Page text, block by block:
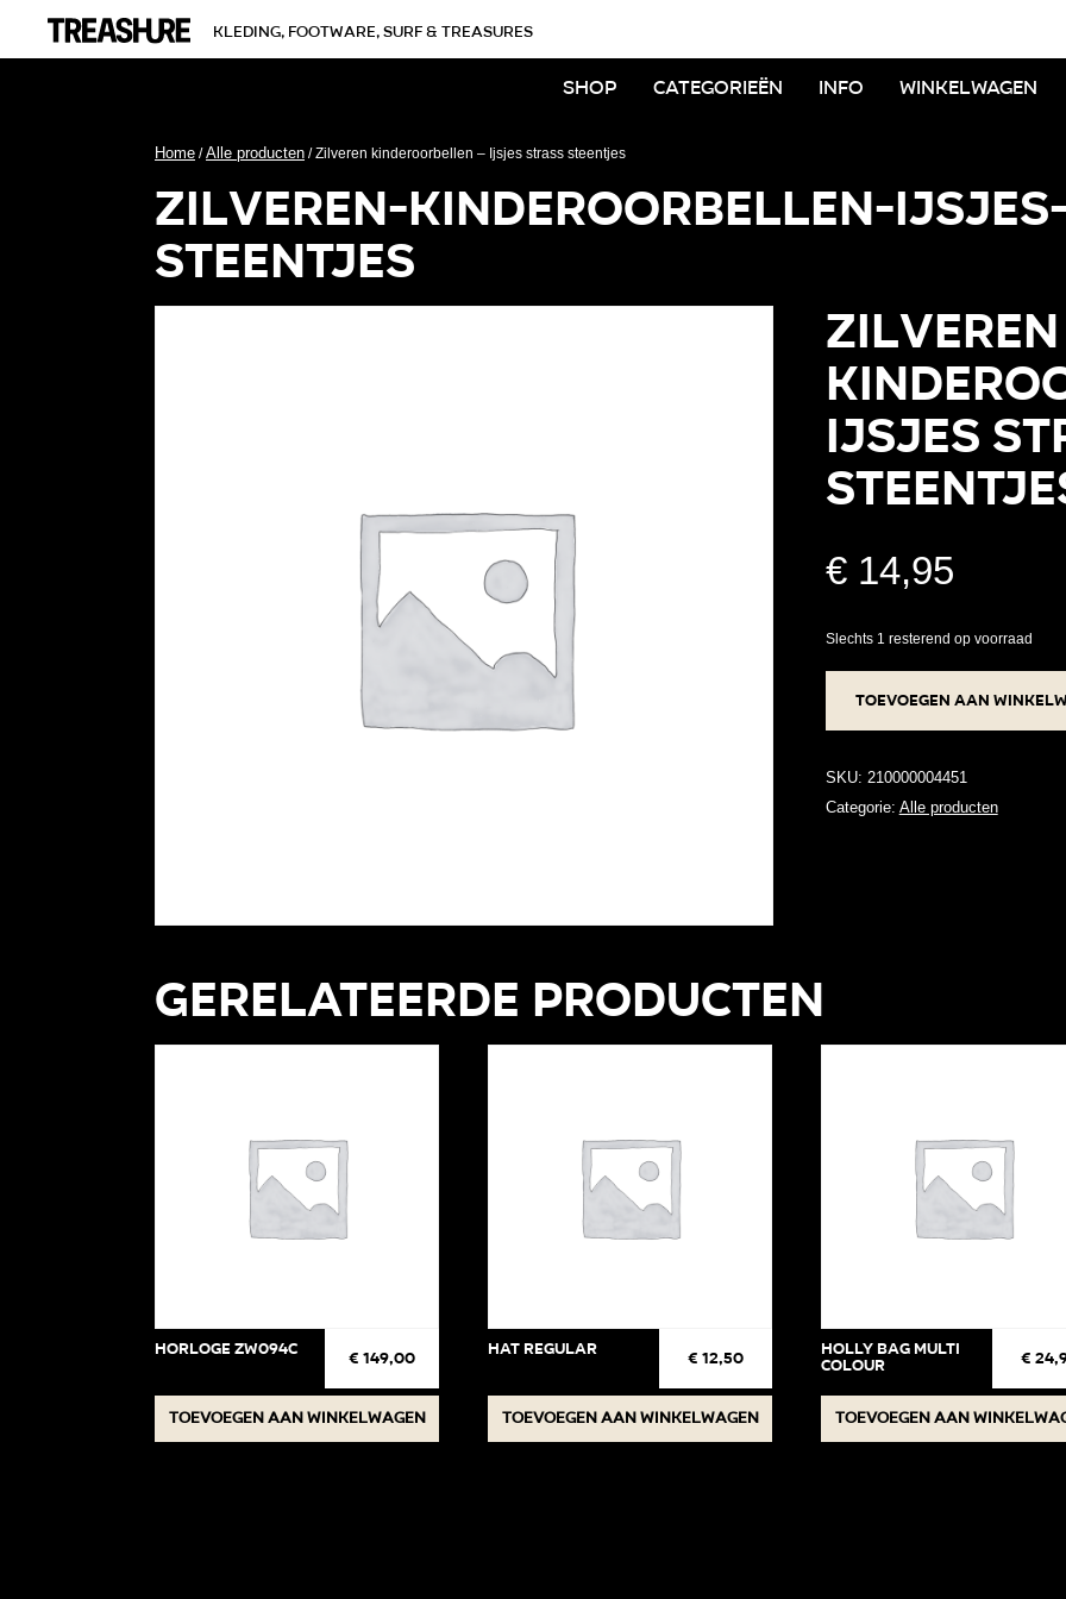
kleding, footware, surf & treasures
Shop Categorieën Info Winkelwagen
Home /Alle producten / Zilveren kinderoorbellen – Ijsjes strass steentjes
zilveren-kinderoorbellen-
steentjes
Zilveren
Ijsjes
€14,95
Slechts 1 resterend op voorraad
Ijsjes
strass
Toevoegen aan
SKU: 210000004451
Categorie: Alle producten
Gerelateerde producten
Horloge ZW094C € 149,00
Toevoegen aan winkelwagen
Hat regular € 12,50
Toevoegen aan winkelwagen
Holly Bag Multi
Colour €
Toevoegen aan